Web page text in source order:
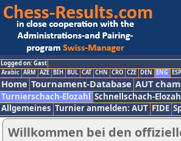
Logged on: Gast
Arabic ARM AZE BIH BUL CAT CHN CRO CZE DEN ENG ESP
Home Tournament-Database AUT
Turnierschach-Elozahl Schnellschach-
Allgemeines Turnier anmelden: AUT FIDE
Willkommen bei den